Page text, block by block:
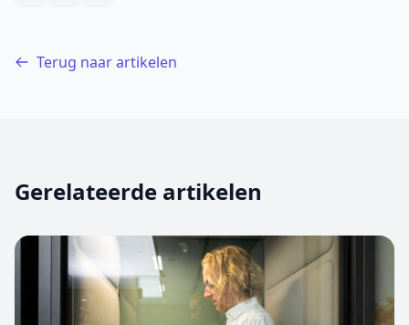
Terug naar artikelen
Gerelateerde artikelen